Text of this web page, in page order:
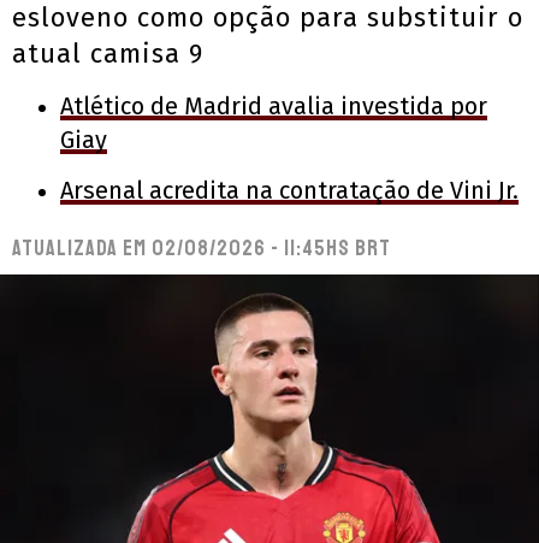
esloveno como opção para substituir o
atual camisa 9
Atlético de Madrid avalia investida por
Giay
Arsenal acredita na contratação de Vini Jr.
Atualizada em 02/08/2026 - 11:45hs BRT